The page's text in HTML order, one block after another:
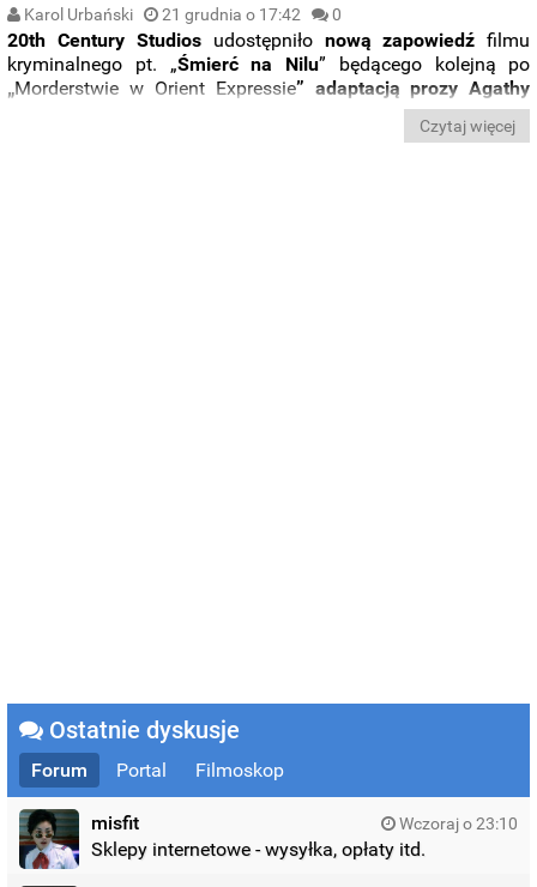
Karol Urbański 21 grudnia o 17:42 0
20th Century Studiosudostępniło nową zapowiedź filmu
kryminalnego pt. „Śmierć na Nilu” będącego kolejną po
„Morderstwie w Orient Expressie” adaptacją prozy Agathy
Kennetha Branagha. Brytyjski
w roli kultowego
Czytaj więcej
Ostatnie dyskusje
Forum Portal Filmoskop
misfit Wczoraj o 23:10
Sklepy internetowe - wysyłka, opłaty itd.